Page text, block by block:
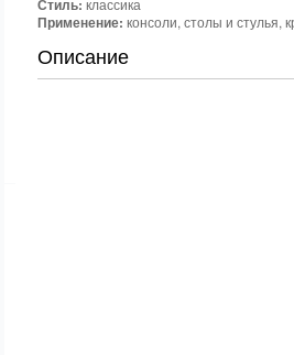
Стиль: классика
Применение: консоли, столы и стулья,
Описание